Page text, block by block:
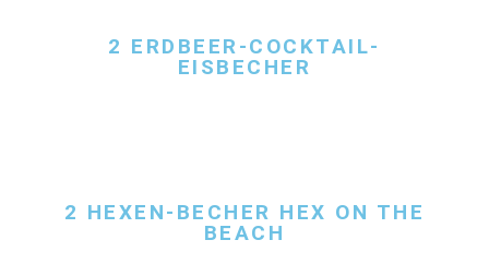
2 ERDBEER-COCKTAIL-
EISBECHER
2 HEXEN-BECHER HEX ON THE
BEACH